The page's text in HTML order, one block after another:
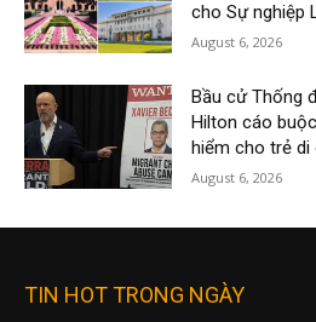
cho Sự nghiệp
August 6, 2026
Bầu cử Thống
Hilton cáo
hiểm cho trẻ di
August 6, 2026
TIN HOT TRONG NGÀY